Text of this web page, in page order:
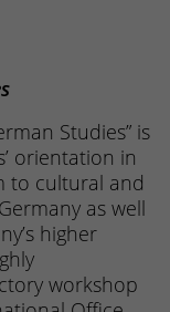
Studies” is
orientation in
to cultural and
as well
higher
workshop